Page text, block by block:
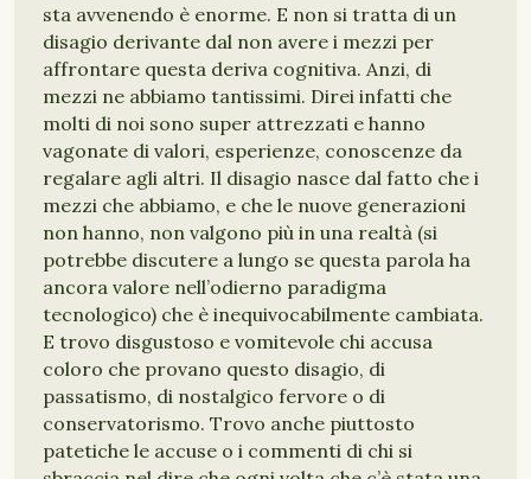
sta avvenendo è enorme. E non si tratta di un
disagio derivante dal non avere i mezzi per
affrontare questa deriva cognitiva. Anzi, di
mezzi ne abbiamo tantissimi. Direi infatti che
molti di noi sono super attrezzati e hanno
vagonate di valori, esperienze, conoscenze da
regalare agli altri. Il disagio nasce dal fatto che i
mezzi che abbiamo, e che le nuove generazioni
non hanno, non valgono più in una realtà (si
potrebbe discutere a lungo se questa parola ha
ancora valore nell’odierno paradigma
tecnologico) che è inequivocabilmente cambiata.
E trovo disgustoso e vomitevole chi accusa
coloro che provano questo disagio, di
passatismo, di nostalgico fervore o di
conservatorismo. Trovo anche piuttosto
patetiche le accuse o i commenti di chi si